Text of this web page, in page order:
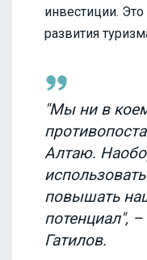
инвестиции.
развития
"Мы ни в
Алтаю.
повышать
потенциал",
Гатилов.